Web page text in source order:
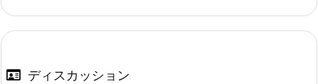
ディスカッション